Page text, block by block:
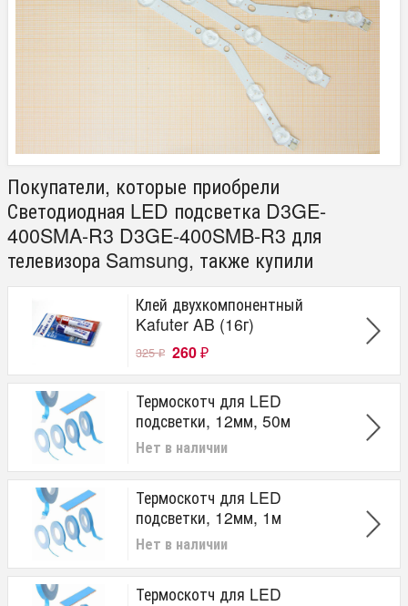
Покупатели, которые приобрели
Светодиодная LED подсветка D3GE-
400SMA-R3 D3GE-400SMB-R3 для
телевизора Samsung, также купили
Клей двухкомпонентный
Kafuter AB (16г)
325₽ 260 ₽
Термоскотч для LED
подсветки, 12мм, 50м
Нет в наличии
Термоскотч для LED
подсветки, 12мм, 1м
Нет в наличии
Термоскотч для LED